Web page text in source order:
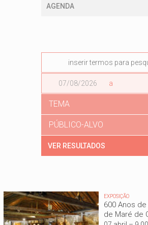
AGENDA
a
Data
TEMA
PÚBLICO-ALVO
EXPOSIÇÃO
600 Anos
de Maré de